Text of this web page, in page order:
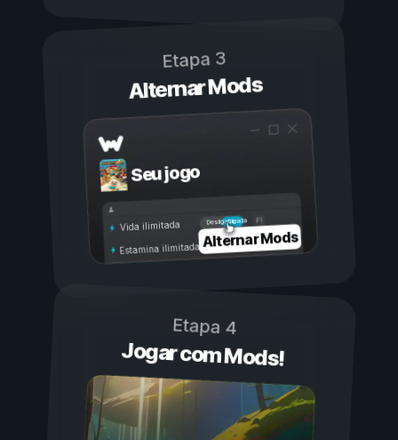
Etapa 3
Alternar Mods
Seu jogo
Ligada
Desligada
Vida ilimitada
Estamina ilimitadaAlternar Mods
Etapa 4
Jogar com Mods!